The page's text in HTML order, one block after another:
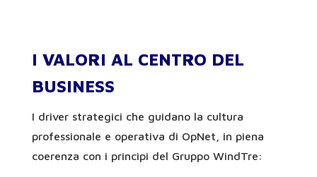
I VALORI AL CENTRO DEL
BUSINESS
I driver strategici che guidano la cultura
professionale e operativa di OpNet, in piena
coerenza con i principi del Gruppo WindTre: